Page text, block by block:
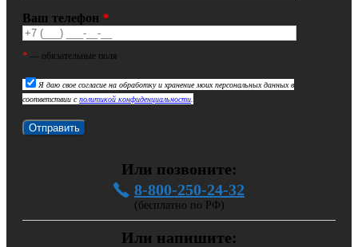
Ваш телефон *
* — обязательные поля
Я даю свое согласие на обработку и хранение моих персональных данных в
соответствии сполитикой конфиденциальности
Или позвоните:
8-800-250-24-32
(бесплатно по РФ)
Или напишите: